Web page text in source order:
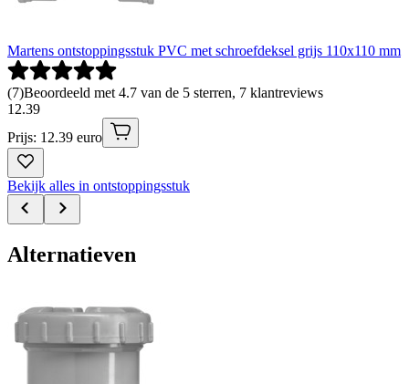
Martens ontstoppingsstuk PVC met schroefdeksel grijs 110x110 mm
(7)Beoordeeld met 4.7 van de 5 sterren, 7 klantreviews
12.39
Prijs: 12.39 euro
Bekijk alles in ontstoppingsstuk
Alternatieven